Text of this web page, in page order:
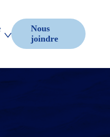
Nous
joindre